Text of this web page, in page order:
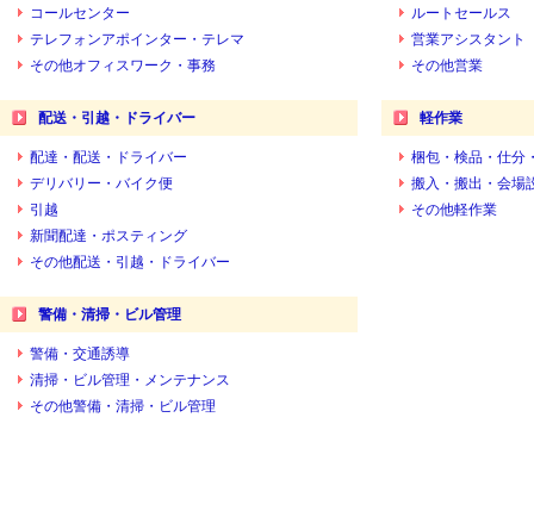
コールセンター
テレフォンアポインター・テレマ
その他オフィスワーク・事務
ルートセールス
営業アシスタント
その他営業
配送・引越・ドライバー
配達・配送・ドライバー
デリバリー・バイク便
引越
新聞配達・ポスティング
その他配送・引越・ドライバー
軽作業
梱包・検品・仕分
搬入・搬出・会場
その他軽作業
警備・清掃・ビル管理
警備・交通誘導
清掃・ビル管理・メンテナンス
その他警備・清掃・ビル管理